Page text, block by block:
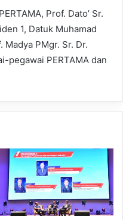
Prof. Dato’ Sr.
1, Datuk Muhamad
Madya PMgr. Sr. Dr.
pegawai PERTAMA dan